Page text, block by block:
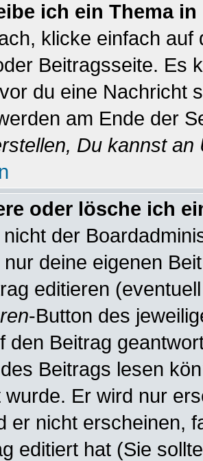
ich ein Thema
klicke einfach
Beitragsseite. Es
du eine Nachricht
am Ende der
Du kannst
oder lösche ich
der
deine eigenen
editieren
-Button des
den Beitrag
Beitrags lesen
wurde. Er wird nur
er nicht erscheinen,
editiert hat (Sie